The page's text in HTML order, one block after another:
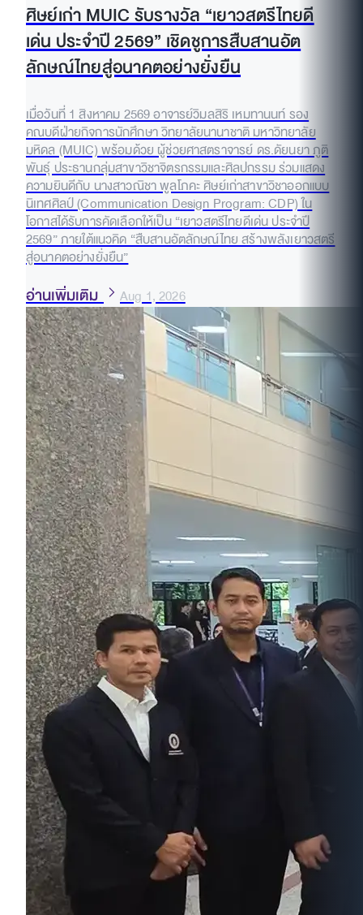
ศิษย์เก่า MUIC รับรางวัล “เยาวสตรีไทยดี
เด่น ประจำปี 2569” เชิดชูการสืบสานอัต
ลักษณ์ไทยสู่อนาคตอย่างยั่งยืน
เมื่อวันที่ 1 สิงหาคม 2569 อาจารย์วิมลสิริ เหมทานนท์ รอง
คณบดีฝ่ายกิจการนักศึกษา วิทยาลัยนานาชาติ มหาวิทยาลัย
มหิดล (MUIC) พร้อมด้วย ผู้ช่วยศาสตราจารย์ ดร.ดัยนยา ภูติ
พันธุ์ ประธานกลุ่มสาขาวิชาจิตรกรรมและศิลปกรรม ร่วมแสดง
ความยินดีกับ นางสาวณิชา พูลโภคะ ศิษย์เก่าสาขาวิชาออกแบบ
นิเทศศิลป์ (Communication Design Program: CDP) ใน
โอกาสได้รับการคัดเลือกให้เป็น “เยาวสตรีไทยดีเด่น ประจำปี
2569” ภายใต้แนวคิด “สืบสานอัตลักษณ์ไทย สร้างพลังเยาวสตรี
สู่อนาคตอย่างยั่งยืน”
อ่านเพิ่มเติม Aug 1, 2026